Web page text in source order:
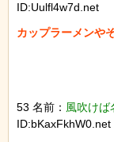
ID:Uulfl4w7d.net
カップラーメンや
53 名前： 風吹けば
ID:bKaxFkhW0.net